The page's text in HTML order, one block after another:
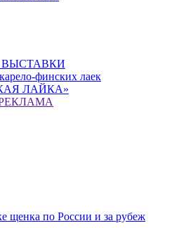
- ВЫСТАВКИ
финских лаек
ЛАЙКА»
РЕКЛАМА
щенка по России и за рубеж